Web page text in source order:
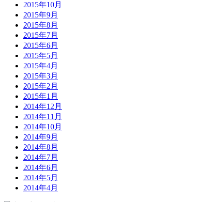
2015年10月
2015年9月
2015年8月
2015年7月
2015年6月
2015年5月
2015年4月
2015年3月
2015年2月
2015年1月
2014年12月
2014年11月
2014年10月
2014年9月
2014年8月
2014年7月
2014年6月
2014年5月
2014年4月